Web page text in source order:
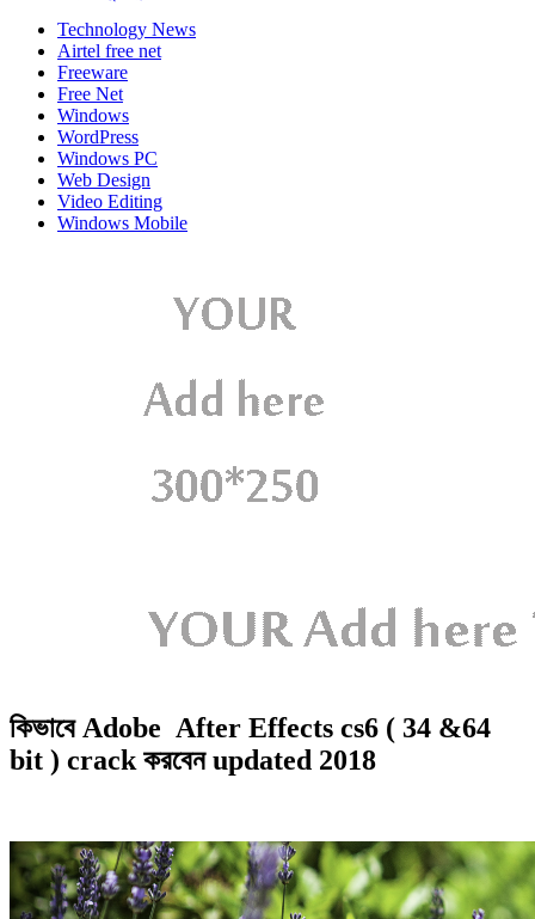
Technology News
Airtel free net
Freeware
Free Net
Windows
WordPress
Windows PC
Web Design
Video Editing
Windows Mobile
কিভাবে Adobe After Effects cs6 ( 34 &64
bit ) crack করবেন updated 2018